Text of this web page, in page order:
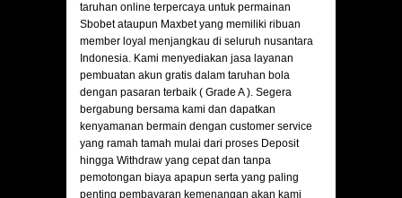
taruhan online terpercaya untuk permainan
Sbobet ataupun Maxbet yang memiliki ribuan
member loyal menjangkau di seluruh nusantara
Indonesia. Kami menyediakan jasa layanan
pembuatan akun gratis dalam taruhan bola
dengan pasaran terbaik ( Grade A ). Segera
bergabung bersama kami dan dapatkan
kenyamanan bermain dengan customer service
yang ramah tamah mulai dari proses Deposit
hingga Withdraw yang cepat dan tanpa
pemotongan biaya apapun serta yang paling
penting pembayaran kemenangan akan kami